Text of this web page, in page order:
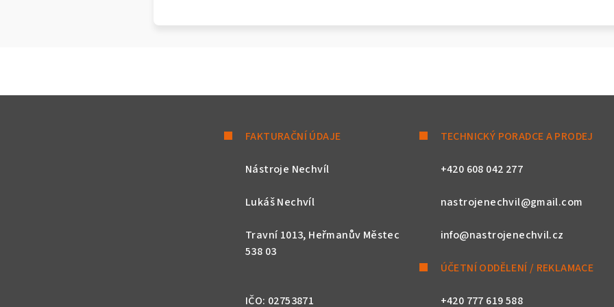
FAKTURAČNÍ ÚDAJE
Nástroje Nechvíl
Lukáš Nechvíl
Travní 1013, Heřmanův Městec
538 03
IČO: 02753871
TECHNICKÝ PORADCE A PRODEJ
+420 608 042 277
nastrojenechvil@gmail.com
info@nastrojenechvil.cz
ÚČETNÍ ODDĚLENÍ / REKLAMACE
+420 777 619 588